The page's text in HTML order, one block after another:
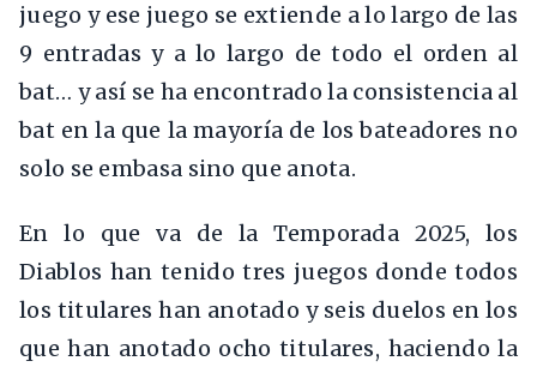
juego y ese juego se extiende a lo largo de las
9 entradas y a lo largo de todo el orden al
bat… y así se ha encontrado la consistencia al
bat en la que la mayoría de los bateadores no
solo se embasa sino que anota.
En lo que va de la Temporada 2025, los
Diablos han tenido tres juegos donde todos
los titulares han anotado y seis duelos en los
que han anotado ocho titulares, haciendo la